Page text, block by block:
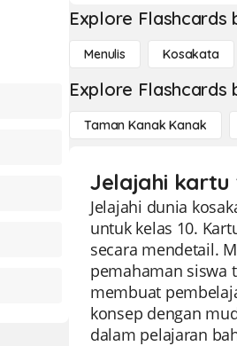
Explore Flashcards
Menulis Kosakata
Explore Flashcards
Taman Kanak Kanak
Jelajahi kartu
Jelajahi dunia
untuk kelas 10.
secara mendetail.
pemahaman siswa
membuat
konsep dengan
dalam pelajaran